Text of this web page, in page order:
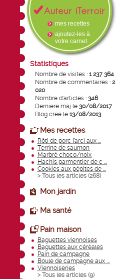
mes recettes
ajoutez-les à
votre carnet
Statistiques
Nombre de visites : 1 237 364
Nombre de commentaires : 2
020
Nombre d'articles : 346
Dernière màj le 30/08/2017
Blog créé le 13/08/2013
Mes recettes
Rôti de porc farci aux ...
Terrine de saumon
Marbré choco/noix
Hachis parmentier de c ...
Cookies aux pépites de ...
> Tous les articles (268)
Mon jardin
Ma santé
Pain maison
Baguettes viennoises
Baguettes aux céréales
Pain de campagne
Boule de campagne aux ...
Viennoiseries
> Tous les articles (9)